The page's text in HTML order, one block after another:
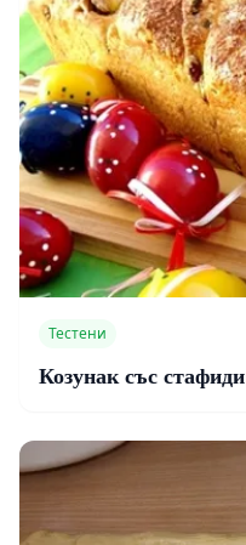
Тестени
Козунак със стафиди